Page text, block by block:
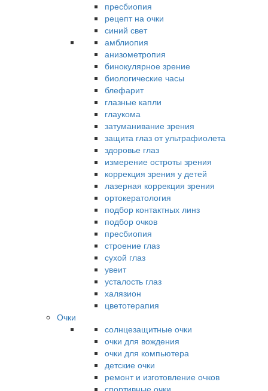
пресбиопия
рецепт на очки
синий свет
амблиопия
анизометропия
бинокулярное зрение
биологические часы
блефарит
глазные капли
глаукома
затуманивание зрения
защита глаз от ультрафиолета
здоровье глаз
измерение остроты зрения
коррекция зрения у детей
лазерная коррекция зрения
ортокератология
подбор контактных линз
подбор очков
пресбиопия
строение глаз
сухой глаз
увеит
усталость глаз
халязион
цветотерапия
Очки
солнцезащитные очки
очки для вождения
очки для компьютера
детские очки
ремонт и изготовление очков